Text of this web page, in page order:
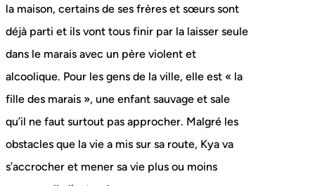
la maison, certains de ses frères et sœurs sont
déjà parti et ils vont tous finir par la laisser seule
dans le marais avec un père violent et
alcoolique. Pour les gens de la ville, elle est « la
fille des marais », une enfant sauvage et sale
qu’il ne faut surtout pas approcher. Malgré les
obstacles que la vie a mis sur sa route, Kya va
s’accrocher et mener sa vie plus ou moins